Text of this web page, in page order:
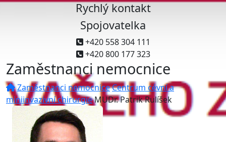
Rychlý kontakt
Spojovatelka
+420 558 304 111
+420 800 177 323
Zaměstnanci nemocnice
Zaměstnanci nemocniceCentrum cévní a
miniinvazivní chirurgieMUDr. Patrik Rulíšek